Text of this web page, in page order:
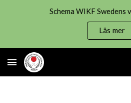
Schema WIKF Swedens
Läs mer